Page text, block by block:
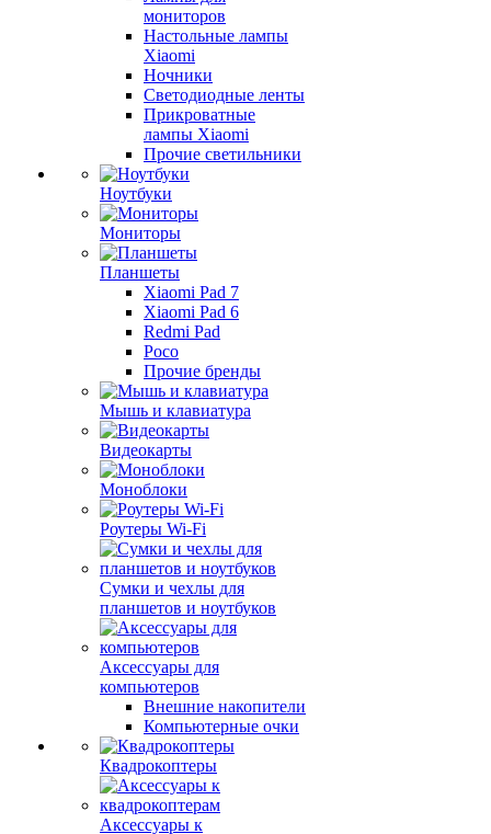
мониторов
Настольные лампы
Xiaomi
Ночники
Светодиодные ленты
Прикроватные
лампы Xiaomi
Прочие светильники
Ноутбуки
Мониторы
Планшеты
Xiaomi Pad 7
Xiaomi Pad 6
Redmi Pad
Poco
Прочие бренды
Мышь и клавиатура
Видеокарты
Моноблоки
Роутеры Wi-Fi
Сумки и чехлы для
планшетов и ноутбуков
Аксессуары для
компьютеров
Внешние накопители
Компьютерные очки
Квадрокоптеры
Аксессуары к